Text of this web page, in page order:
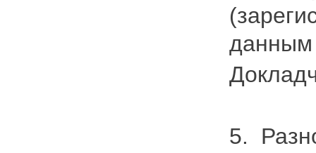
данным
5.